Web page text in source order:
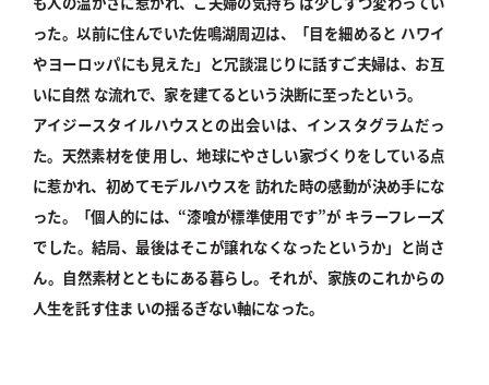
った。以前に住んでいた佐鳴湖周辺は、「目を細めると ハワイ
やヨーロッパにも見えた」と冗談混じりに話すご夫婦は、お互
いに自然 な流れで、家を建てるという決断に至ったという。
アイジースタイルハウスとの出会いは、インスタグラムだっ
た。天然素材を使 用し、地球にやさしい家づくりをしている点
に惹かれ、初めてモデルハウスを 訪れた時の感動が決め手にな
った。「個人的には、“漆喰が標準使用です”が キラーフレーズ
でした。結局、最後はそこが譲れなくなったというか」と尚さ
ん。自然素材とともにある暮らし。それが、家族のこれからの
人生を託す住ま いの揺るぎない軸になった。